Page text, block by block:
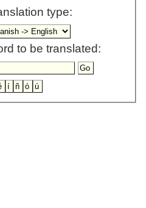
type:
to be translated: